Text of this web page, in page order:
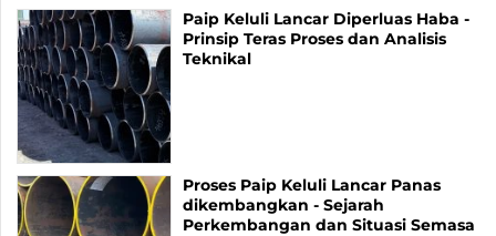
Paip Keluli Lancar Diperluas Haba -
Prinsip Teras Proses dan Analisis
Teknikal
Proses Paip Keluli Lancar Panas
dikembangkan - Sejarah
Perkembangan dan Situasi Semasa